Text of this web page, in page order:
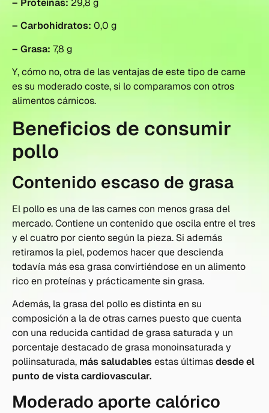
– Proteínas: 29,8 g
– Carbohidratos: 0,0 g
– Grasa: 7,8 g
Y, cómo no, otra de las ventajas de este tipo de carne
es su moderado coste, si lo comparamos con otros
alimentos cárnicos.
Beneficios de consumir
pollo
Contenido escaso de grasa
El pollo es una de las carnes con menos grasa del
mercado. Contiene un contenido que oscila entre el tres
y el cuatro por ciento según la pieza. Si además
retiramos la piel, podemos hacer que descienda
todavía más esa grasa convirtiéndose en un alimento
rico en proteínas y prácticamente sin grasa.
Además, la grasa del pollo es distinta en su
composición a la de otras carnes puesto que cuenta
con una reducida cantidad de grasa saturada y un
porcentaje destacado de grasa monoinsaturada y
poliinsaturada, más saludablesestas últimasdesde el
punto de vista cardiovascular.
Moderado aporte calórico